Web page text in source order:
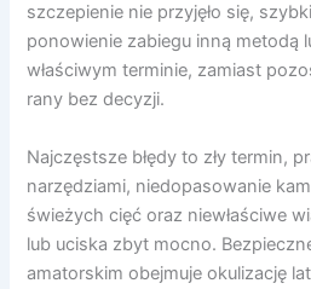
szczepienie nie przyjęło się,
ponowienie zabiegu inną metodą
właściwym terminie, zamiast
rany bez decyzji.
Najczęstsze błędy to zły termin,
narzędziami, niedopasowanie
świeżych cięć oraz niewłaściwe
lub uciska zbyt mocno.
amatorskim obejmuje okulizację